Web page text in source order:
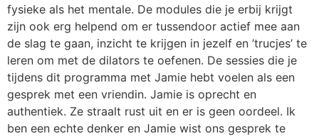
fysieke als het mentale. De modules die je erbij krijgt
zijn ook erg helpend om er tussendoor actief mee aan
de slag te gaan, inzicht te krijgen in jezelf en ’trucjes’ te
leren om met de dilators te oefenen. De sessies die je
tijdens dit programma met Jamie hebt voelen als een
gesprek met een vriendin. Jamie is oprecht en
authentiek. Ze straalt rust uit en er is geen oordeel. Ik
ben een echte denker en Jamie wist ons gesprek te